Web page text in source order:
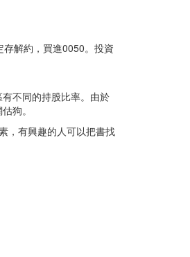
解約，買進0050。投資
不同的持股比率。由於
狗。
，有興趣的人可以把書找